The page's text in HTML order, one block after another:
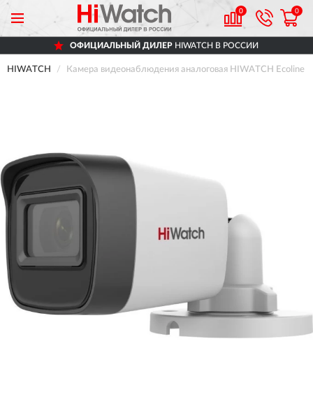
0 0
ОФИЦИАЛЬНЫЙ ДИЛЕРHIWATCH В РОССИИ
HIWATCH Камера видеонаблюдения аналоговая HIWATCH